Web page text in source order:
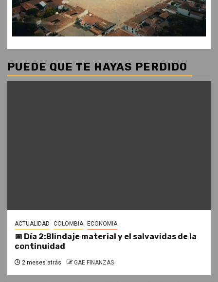
PUEDE QUE TE HAYAS PERDIDO
ACTUALIDAD COLOMBIA ECONOMIA
📅 Día 2:Blindaje material y el salvavidas de la
continuidad
2 meses atrás GAE FINANZAS